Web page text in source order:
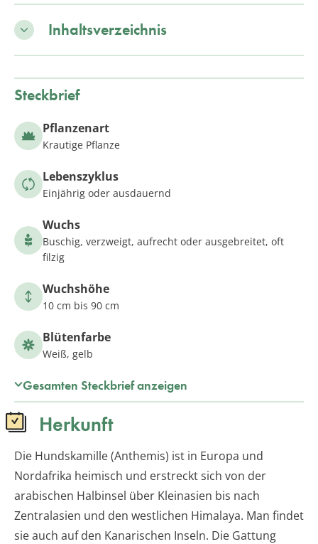
Inhaltsverzeichnis
Steckbrief
Pflanzenart
Krautige Pflanze
Lebenszyklus
Einjährig oder ausdauernd
Wuchs
Buschig, verzweigt, aufrecht oder ausgebreitet, oft
filzig
Wuchshöhe
10 cm bis 90 cm
Blütenfarbe
Weiß, gelb
Gesamten Steckbrief anzeigen
Herkunft
Die Hundskamille (Anthemis) ist in Europa und
Nordafrika heimisch und erstreckt sich von der
arabischen Halbinsel über Kleinasien bis nach
Zentralasien und den westlichen Himalaya. Man findet
sie auch auf den Kanarischen Inseln. Die Gattung